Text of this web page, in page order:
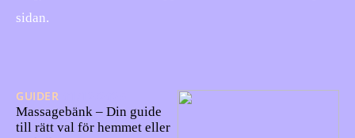
sidan.
GUIDER
Massagebänk – Din guide
till rätt val för hemmet eller